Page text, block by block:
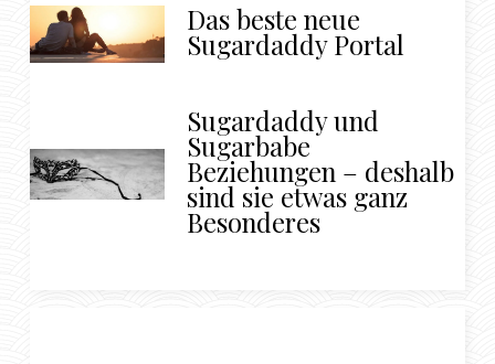
Das beste neue
Sugardaddy Portal
Sugardaddy und
Sugarbabe
Beziehungen – deshalb
sind sie etwas ganz
Besonderes